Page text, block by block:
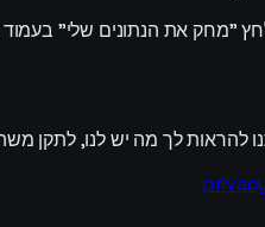
"מחק את הנתונים שלי"
להראות לך מה יש לנו, לתקן